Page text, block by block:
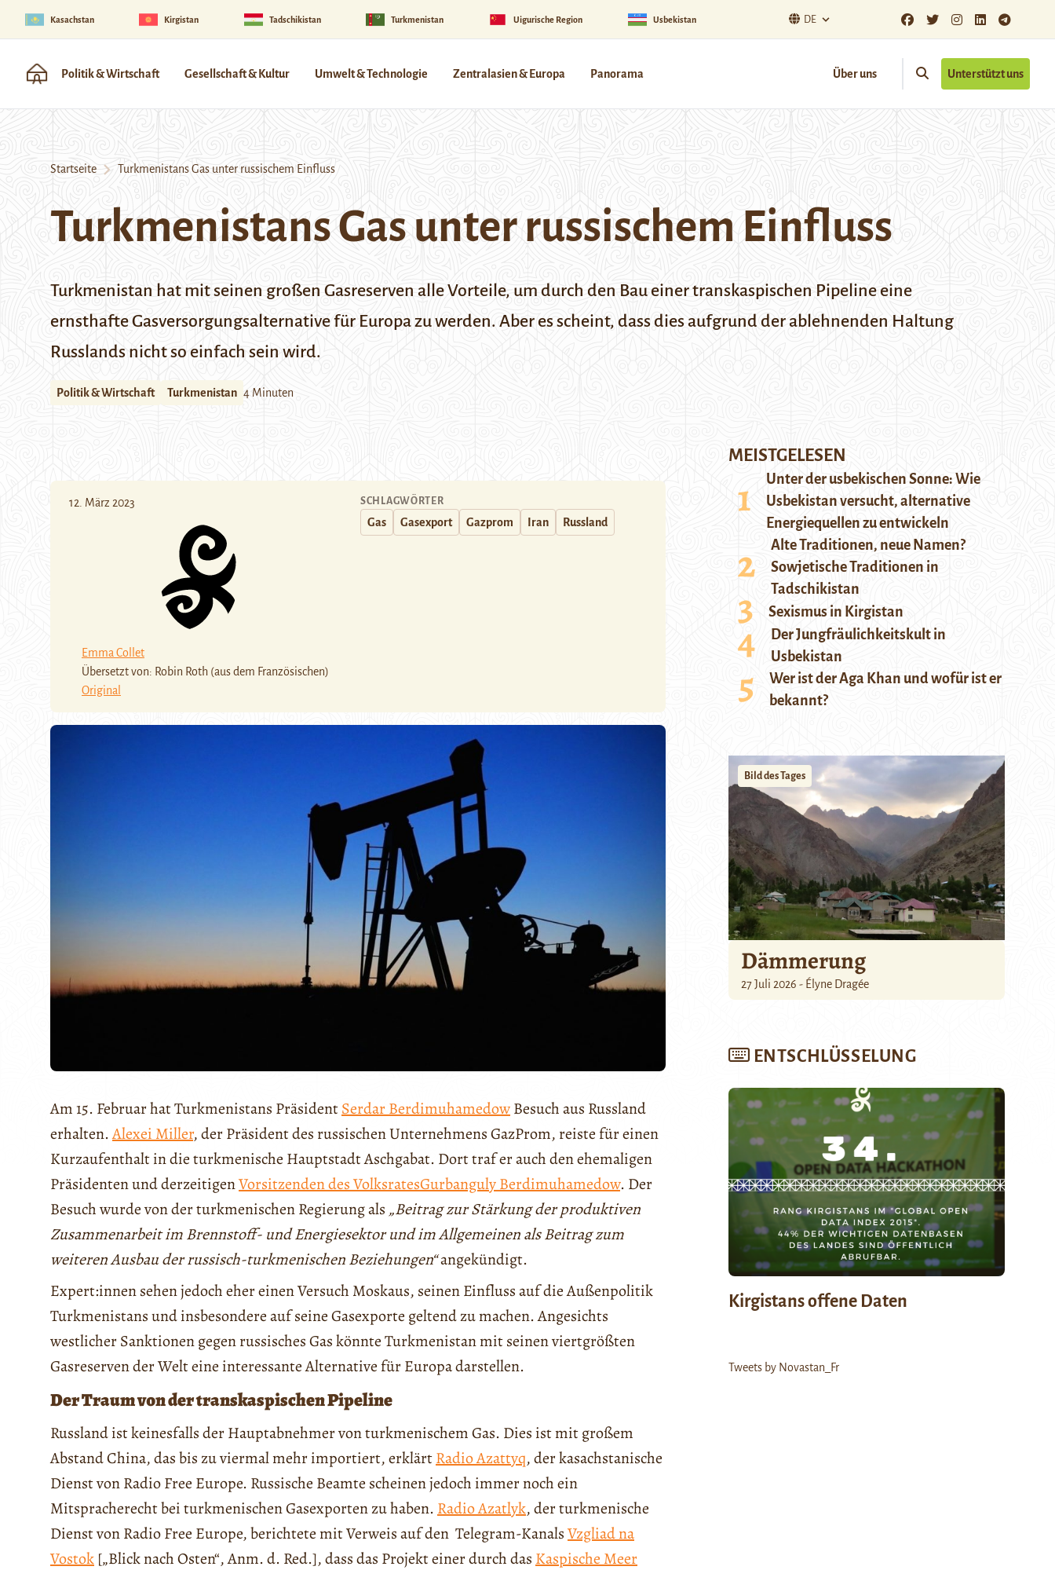
Kasachstan Kirgistan Tadschikistan Turkmenistan Uigurische Region Usbekistan DE
Politik & Wirtschaft Gesellschaft & Kultur Umwelt & Technologie Zentralasien & Europa Panorama Über uns Unterstützt uns
Startseite Turkmenistans Gas unter russischem Einfluss
Turkmenistans Gas unter russischem Einfluss
Turkmenistan hat mit seinen großen Gasreserven alle Vorteile, um durch den Bau einer transkaspischen Pipeline eine
ernsthafte Gasversorgungsalternative für Europa zu werden. Aber es scheint, dass dies aufgrund der ablehnenden Haltung
Russlands nicht so einfach sein wird.
Politik & Wirtschaft Turkmenistan 4 Minuten
12. März 2023
Emma Collet
Übersetzt von: Robin Roth (aus dem Französischen)
Original
SCHLAGWÖRTER
Gas Gasexport Gazprom Iran Russland
Am 15. Februar hat Turkmenistans PräsidentSerdar BerdimuhamedowBesuch aus Russland
erhalten.Alexei Miller, der Präsident des russischen Unternehmens GazProm, reiste für einen
Kurzaufenthalt in die turkmenische Hauptstadt Aschgabat. Dort traf er auch den ehemaligen
Präsidenten und derzeitigenVorsitzenden des VolksratesGurbanguly Berdimuhamedow. Der
Besuch wurde von der turkmenischen Regierung als „Beitrag zur Stärkung der produktiven
Zusammenarbeit im Brennstoff- und Energiesektor und im Allgemeinen als Beitrag zum
weiteren Ausbau der russisch-turkmenischen Beziehungen“angekündigt.
Expert:innen sehen jedoch eher einen Versuch Moskaus, seinen Einfluss auf die Außenpolitik
Turkmenistans und insbesondere auf seine Gasexporte geltend zu machen. Angesichts
westlicher Sanktionen gegen russisches Gas könnte Turkmenistan mit seinen viertgrößten
Gasreserven der Welt eine interessante Alternative für Europa darstellen.
Der Traum von der transkaspischen Pipeline
Russland ist keinesfalls der Hauptabnehmer von turkmenischem Gas. Dies ist mit großem
Abstand China, das bis zu viermal mehr importiert, erklärtRadio Azattyq, der kasachstanische
Dienst von Radio Free Europe. Russische Beamte scheinen jedoch immer noch ein
Mitspracherecht bei turkmenischen Gasexporten zu haben. Radio Azatlyk, der turkmenische
Dienst von Radio Free Europe, berichtete mit Verweis auf den Telegram-KanalsVzgliad na
Vostok [„Blick nach Osten“, Anm. d. Red.], dass das Projekt einer durch das Kaspische Meer
MEISTGELESEN
Unter der usbekischen Sonne: Wie
Usbekistan versucht, alternative
Energiequellen zu entwickeln
Alte Traditionen, neue Namen?
Sowjetische Traditionen in
Tadschikistan
Sexismus in Kirgistan
Der Jungfräulichkeitskult in
Usbekistan
Wer ist der Aga Khan und wofür ist er
bekannt?
Bild des Tages
Dämmerung
27 Juli 2026 - Élyne Dragée
ENTSCHLÜSSELUNG
Kirgistans offene Daten
Tweets by Novastan_Fr